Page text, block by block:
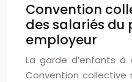
Convention
des salariés du
employeur
La garde d’enfants
Convention collective